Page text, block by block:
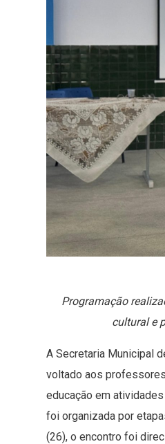
Programação
cultural e
A Secretaria Municipal
voltado aos
educação em
foi organizada por
(26), o encontro foi